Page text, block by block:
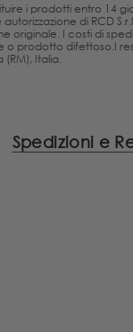
i prodotti entro 14
di RCD
originale. I costi di
prodotto difettoso.I
(RM), Italia.
Spedizioni e